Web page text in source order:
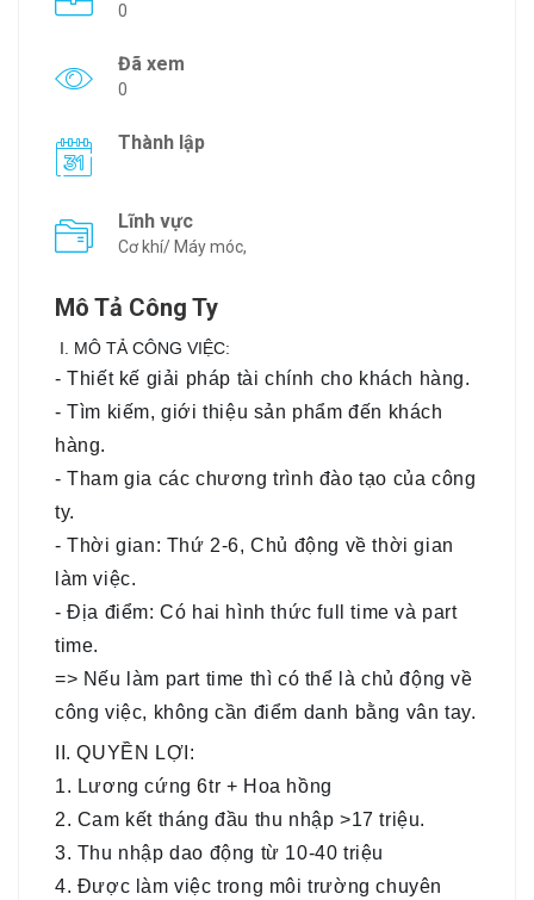
0
Đã xem
0
Thành lập
Lĩnh vực
Cơ khí/ Máy móc,
Mô Tả Công Ty
I. MÔ TẢ CÔNG VIỆC:
- Thiết kế giải pháp tài chính cho khách hàng.
- Tìm kiếm, giới thiệu sản phẩm đến khách
hàng.
- Tham gia các chương trình đào tạo của công
ty.
- Thời gian: Thứ 2-6, Chủ động về thời gian
làm việc.
- Địa điểm: Có hai hình thức full time và part
time.
=> Nếu làm part time thì có thể là chủ động về
công việc, không cần điểm danh bằng vân tay.
II. QUYỀN LỢI:
1. Lương cứng 6tr + Hoa hồng
2. Cam kết tháng đầu thu nhập >17 triệu.
3. Thu nhập dao động từ 10-40 triệu
4. Được làm việc trong môi trường chuyên